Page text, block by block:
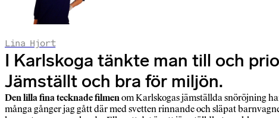
Lina Hjort
I Karlskoga tänkte man till och
Jämställt och bra för miljön.
Den lilla fina tecknade filmenom Karlskogas jämställda snöröjning
många gånger jag gått där med svetten rinnande och släpat